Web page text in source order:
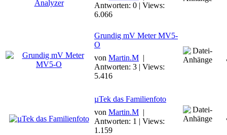
Antworten: 0 | Views:
6.066
Grundig mV Meter MV5-
O
von Martin.M |
Antworten: 3 | Views:
5.416
µTek das Familienfoto
von Martin.M |
Antworten: 1 | Views:
1.159